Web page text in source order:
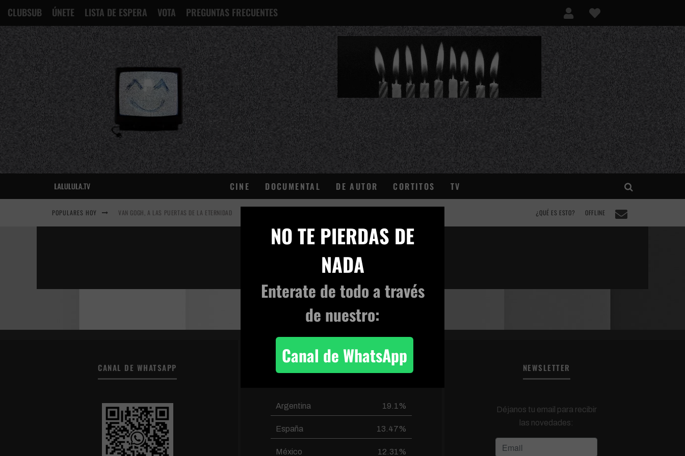
CLUBSUB ÚNETE LISTA DE ESPERA VOTA PREGUNTAS FRECUENTES
¿QUÉ ES ESTO?
CINE DOCUMENTAL DE AUTOR CORTITOS TV
POPULARES HOY VAN GOGH, A LAS PUERTAS DE LA ETERNIDAD ¿QUÉ ES ESTO? OFFLINE
loveevil-mp4
loveevil-mp4
CANAL DE WHATSAPP
Argentina 19.1%
España 13.47%
México 12.31%
NEWSLETTER
Déjanos tu email para recibir
las novedades:
NO TE PIERDAS DE
NADA
Enterate de todoa través
de nuestro:
Canal de WhatsApp